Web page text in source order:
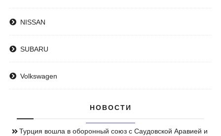
NISSAN
SUBARU
Volkswagen
НОВОСТИ
Турция вошла в оборонный союз с Саудовской Аравией и